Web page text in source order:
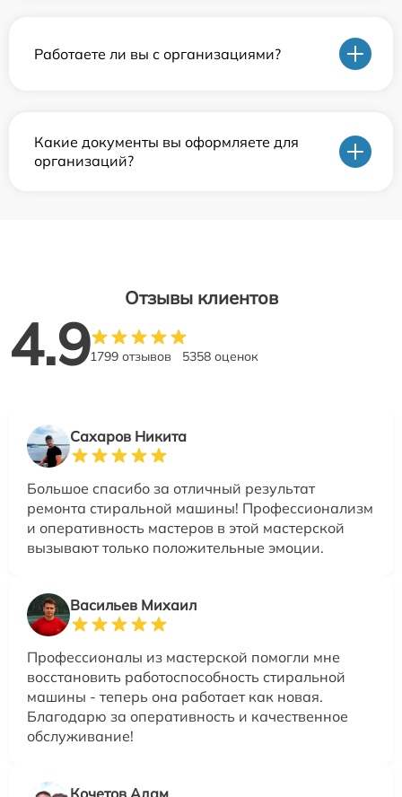
Работаете ли вы с организациями?
Какие документы вы оформляете для
организаций?
Отзывы клиентов
4.91799 отзывов 5358 оценок
Сахаров Никита
Большое спасибо за отличный результат
ремонта стиральной машины! Профессионализм
и оперативность мастеров в этой мастерской
вызывают только положительные эмоции.
Васильев Михаил
Профессионалы из мастерской помогли мне
восстановить работоспособность стиральной
машины - теперь она работает как новая.
Благодарю за оперативность и качественное
обслуживание!